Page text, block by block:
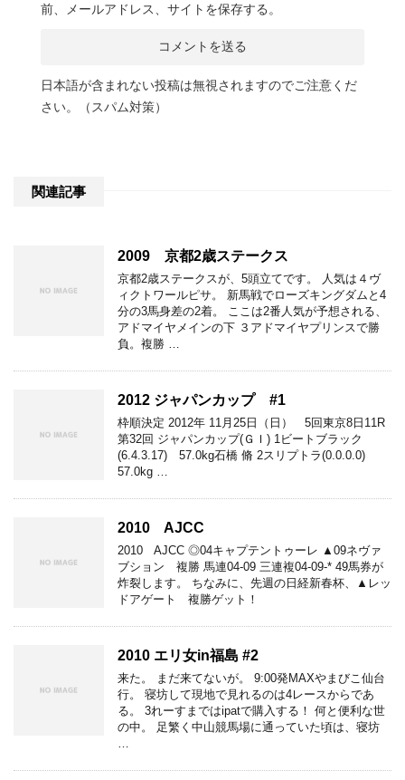
前、メールアドレス、サイトを保存する。
日本語が含まれない投稿は無視されますのでご注意くだ
さい。（スパム対策）
関連記事
2009 京都2歳ステークス
京都2歳ステークスが、5頭立てです。 人気は４ヴ
ィクトワールピサ。 新馬戦でローズキングダムと4
分の3馬身差の2着。 ここは2番人気が予想される、
アドマイヤメインの下 ３アドマイヤプリンスで勝
負。複勝 …
2012 ジャパンカップ #1
枠順決定 2012年 11月25日（日） 5回東京8日11R
第32回 ジャパンカップ(ＧＩ) 1ビートブラック
(6.4.3.17) 57.0kg石橋 脩 2スリプトラ(0.0.0.0)
57.0kg …
2010 AJCC
2010 AJCC ◎04キャプテントゥーレ ▲09ネヴァ
ブション 複勝 馬連04-09 三連複04-09-* 49馬券が
炸裂します。 ちなみに、先週の日経新春杯、▲レッ
ドアゲート 複勝ゲット！
2010 エリ女in福島 #2
来た。 まだ来てないが。 9:00発MAXやまびこ仙台
行。 寝坊して現地で見れるのは4レースからであ
る。 3れーすまではipatで購入する！ 何と便利な世
の中。 足繁く中山競馬場に通っていた頃は、寝坊